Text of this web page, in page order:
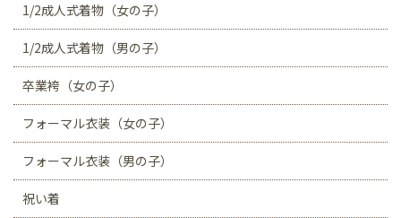
1/2成人式着物（女の子）
1/2成人式着物（男の子）
卒業袴（女の子）
フォーマル衣装（女の子）
フォーマル衣装（男の子）
祝い着